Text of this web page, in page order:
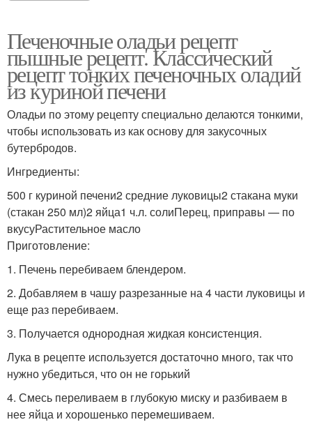
Печеночные оладьи рецепт
пышные рецепт. Классический
рецепт тонких печеночных оладий
из куриной печени
Оладьи по этому рецепту специально делаются тонкими,
чтобы использовать из как основу для закусочных
бутербродов.
Ингредиенты:
500 г куриной печени2 средние луковицы2 стакана муки
(стакан 250 мл)2 яйца1 ч.л. солиПерец, приправы — по
вкусуРастительное масло
Приготовление:
1. Печень перебиваем блендером.
2. Добавляем в чашу разрезанные на 4 части луковицы и
еще раз перебиваем.
3. Получается однородная жидкая консистенция.
Лука в рецепте используется достаточно много, так что
нужно убедиться, что он не горький
4. Смесь переливаем в глубокую миску и разбиваем в
нее яйца и хорошенько перемешиваем.